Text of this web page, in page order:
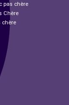
pas chère
Chère
chère